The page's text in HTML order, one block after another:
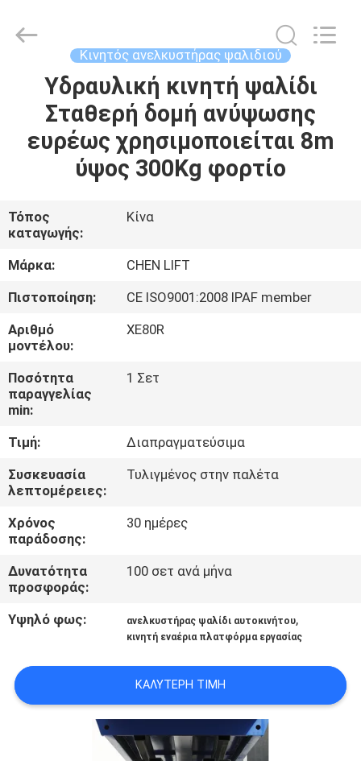
ΣΠΊΤΙ
ΠΡΟΪΌΝΤΑ
ΜΕ
ΕΜΆΣ
ΕΠΙΣΚΈΨΕΙΣ
ΣΤΟ
ΕΡΓΟΣΤΆΣΙΟ
ΈΛΕΓΧΟΣ
ΠΟΙΌΤΗΤΑΣ
ΕΠΙΚΟΙΝΩΝΉΣΤΕ
ΜΑΖΊ
ΜΑΣ
ΕΙΔΉΣΕΙΣ
ΜΙΑ
ΠΡΟΣΦΟΡΆ
Κινητός ανελκυστήρας ψαλιδιού
Υδραυλική κινητή ψαλίδι
Σταθερή δομή ανύψωσης
ευρέως χρησιμοποιείται 8m
ύψος 300Kg φορτίο
Τόπος
καταγωγής:
Κίνα
Μάρκα:
CHEN LIFT
Πιστοποίηση:
CE ISO9001:2008 IPAF member
Αριθμό
μοντέλου:
XE80R
Ποσότητα
παραγγελίας
min:
1 Σετ
Τιμή:
Διαπραγματεύσιμα
Συσκευασία
λεπτομέρειες:
Τυλιγμένος στην παλέτα
Χρόνος
παράδοσης:
30 ημέρες
Δυνατότητα
προσφοράς:
100 σετ ανά μήνα
Υψηλό φως: ανελκυστήρας ψαλίδι αυτοκινήτου,
κινητή εναέρια πλατφόρμα εργασίας
ΚΑΛΎΤΕΡΗ ΤΙΜΉ